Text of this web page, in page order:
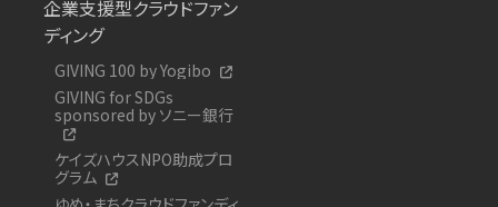
企業支援型クラウドファン
ディング
GIVING 100 by Yogibo
GIVING for SDGs
sponsored by ソニー銀行
ケイズハウスNPO助成プロ
グラム